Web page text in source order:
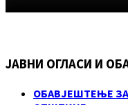
ЈАВНИ ОГЛАСИ И
ОБАВЈЕШТЕЊЕ